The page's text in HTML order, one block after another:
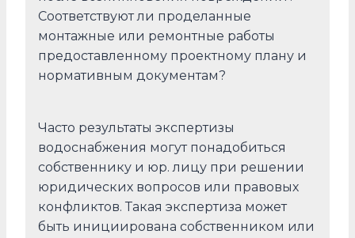
Соответствуют ли проделанные
монтажные или ремонтные работы
предоставленному проектному плану и
нормативным документам?
Часто результаты экспертизы
водоснабжения могут понадобиться
собственнику и юр. лицу при решении
юридических вопросов или правовых
конфликтов. Такая экспертиза может
быть инициирована собственником или